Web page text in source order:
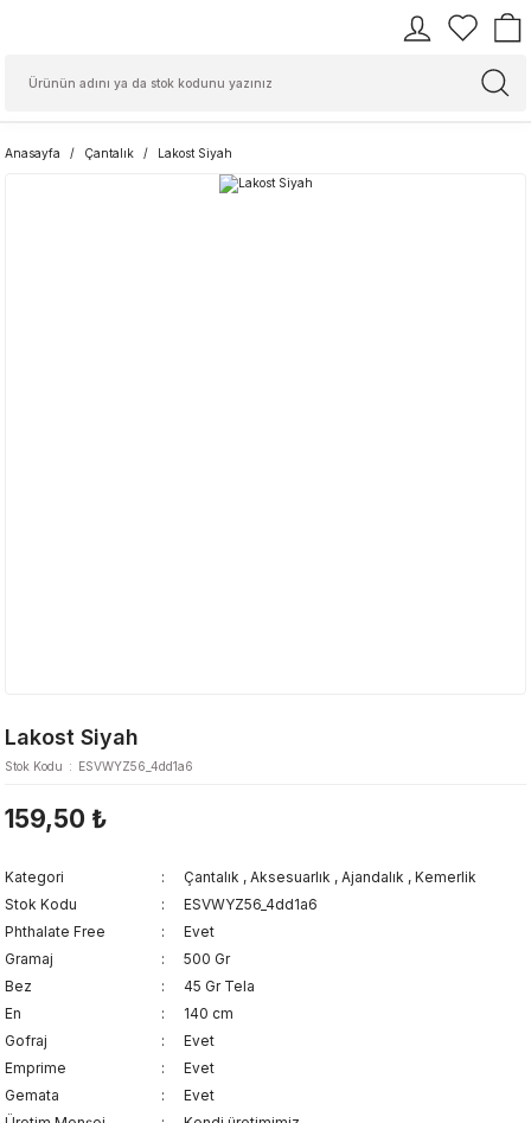
Anasayfa Çantalık Lakost Siyah
Lakost Siyah
Stok Kodu ESVWYZ56_4dd1a6
159,50 ₺
Kategori Çantalık , Aksesuarlık , Ajandalık , Kemerlik
Stok Kodu
ESVWYZ56_4dd1a6
Phthalate Free
Evet
Gramaj
500 Gr
Bez
45 Gr Tela
En
140 cm
Gofraj
Evet
Emprime
Evet
Gemata
Evet